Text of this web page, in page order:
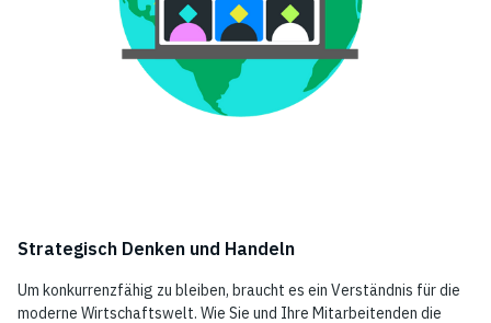
Strategisch Denken und Handeln
Um konkurrenzfähig zu bleiben, braucht es ein Verständnis für die
moderne Wirtschaftswelt. Wie Sie und Ihre Mitarbeitenden die